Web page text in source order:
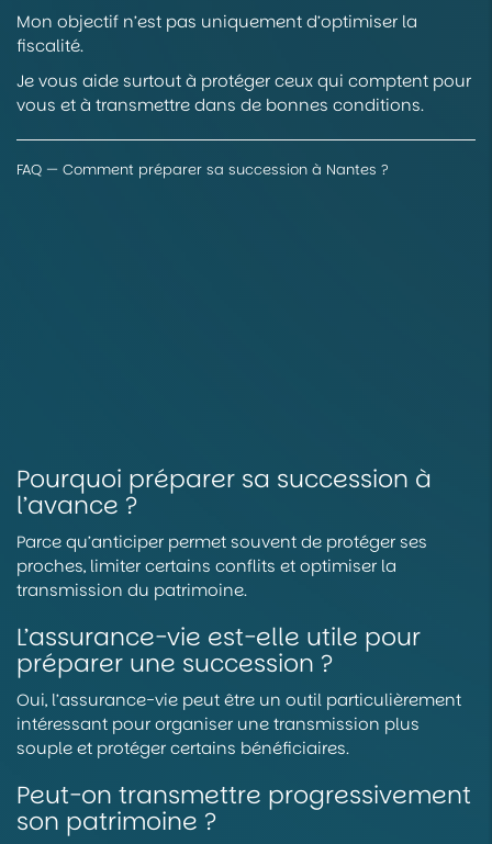
Mon objectif n’est pas uniquement d’optimiser la
fiscalité.
Je vous aide surtout à protéger ceux qui comptent pour
vous et à transmettre dans de bonnes conditions.
FAQ — Comment préparer sa succession à Nantes ?
Pourquoi préparer sa succession à
l’avance ?
Parce qu’anticiper permet souvent de protéger ses
proches, limiter certains conflits et optimiser la
transmission du patrimoine.
L’assurance-vie est-elle utile pour
préparer une succession ?
Oui, l’assurance-vie peut être un outil particulièrement
intéressant pour organiser une transmission plus
souple et protéger certains bénéficiaires.
Peut-on transmettre progressivement
son patrimoine ?